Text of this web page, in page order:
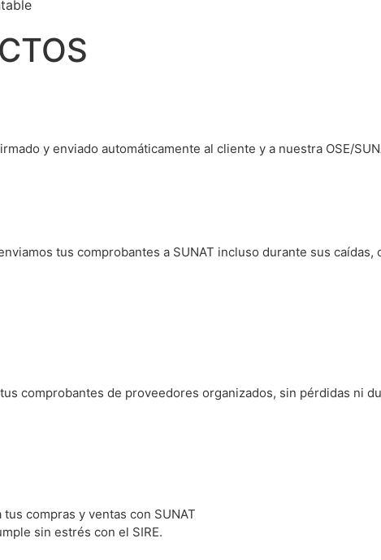
y enviado automáticamente al cliente y a nuestra OSE/
tus comprobantes a SUNAT incluso durante sus
comprobantes de proveedores organizados, sin pérdidas ni
compras y ventas con SUNAT
sin estrés con el SIRE.